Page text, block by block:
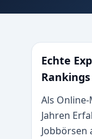
Echte
Rankings
Als
Jahren
Jobbörsen